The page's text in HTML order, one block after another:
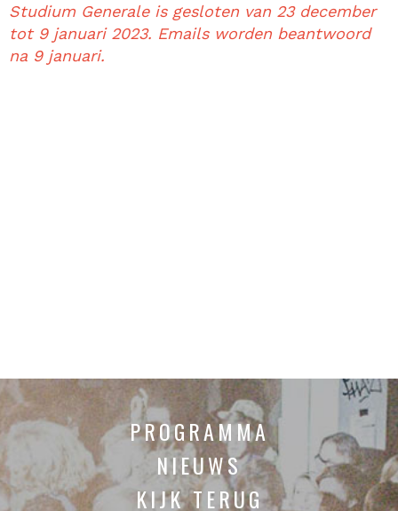
Studium Generale is gesloten van 23 december
tot 9 januari 2023. Emails worden beantwoord
na 9 januari.
PROGRAMMA
NIEUWS
KIJK TERUG